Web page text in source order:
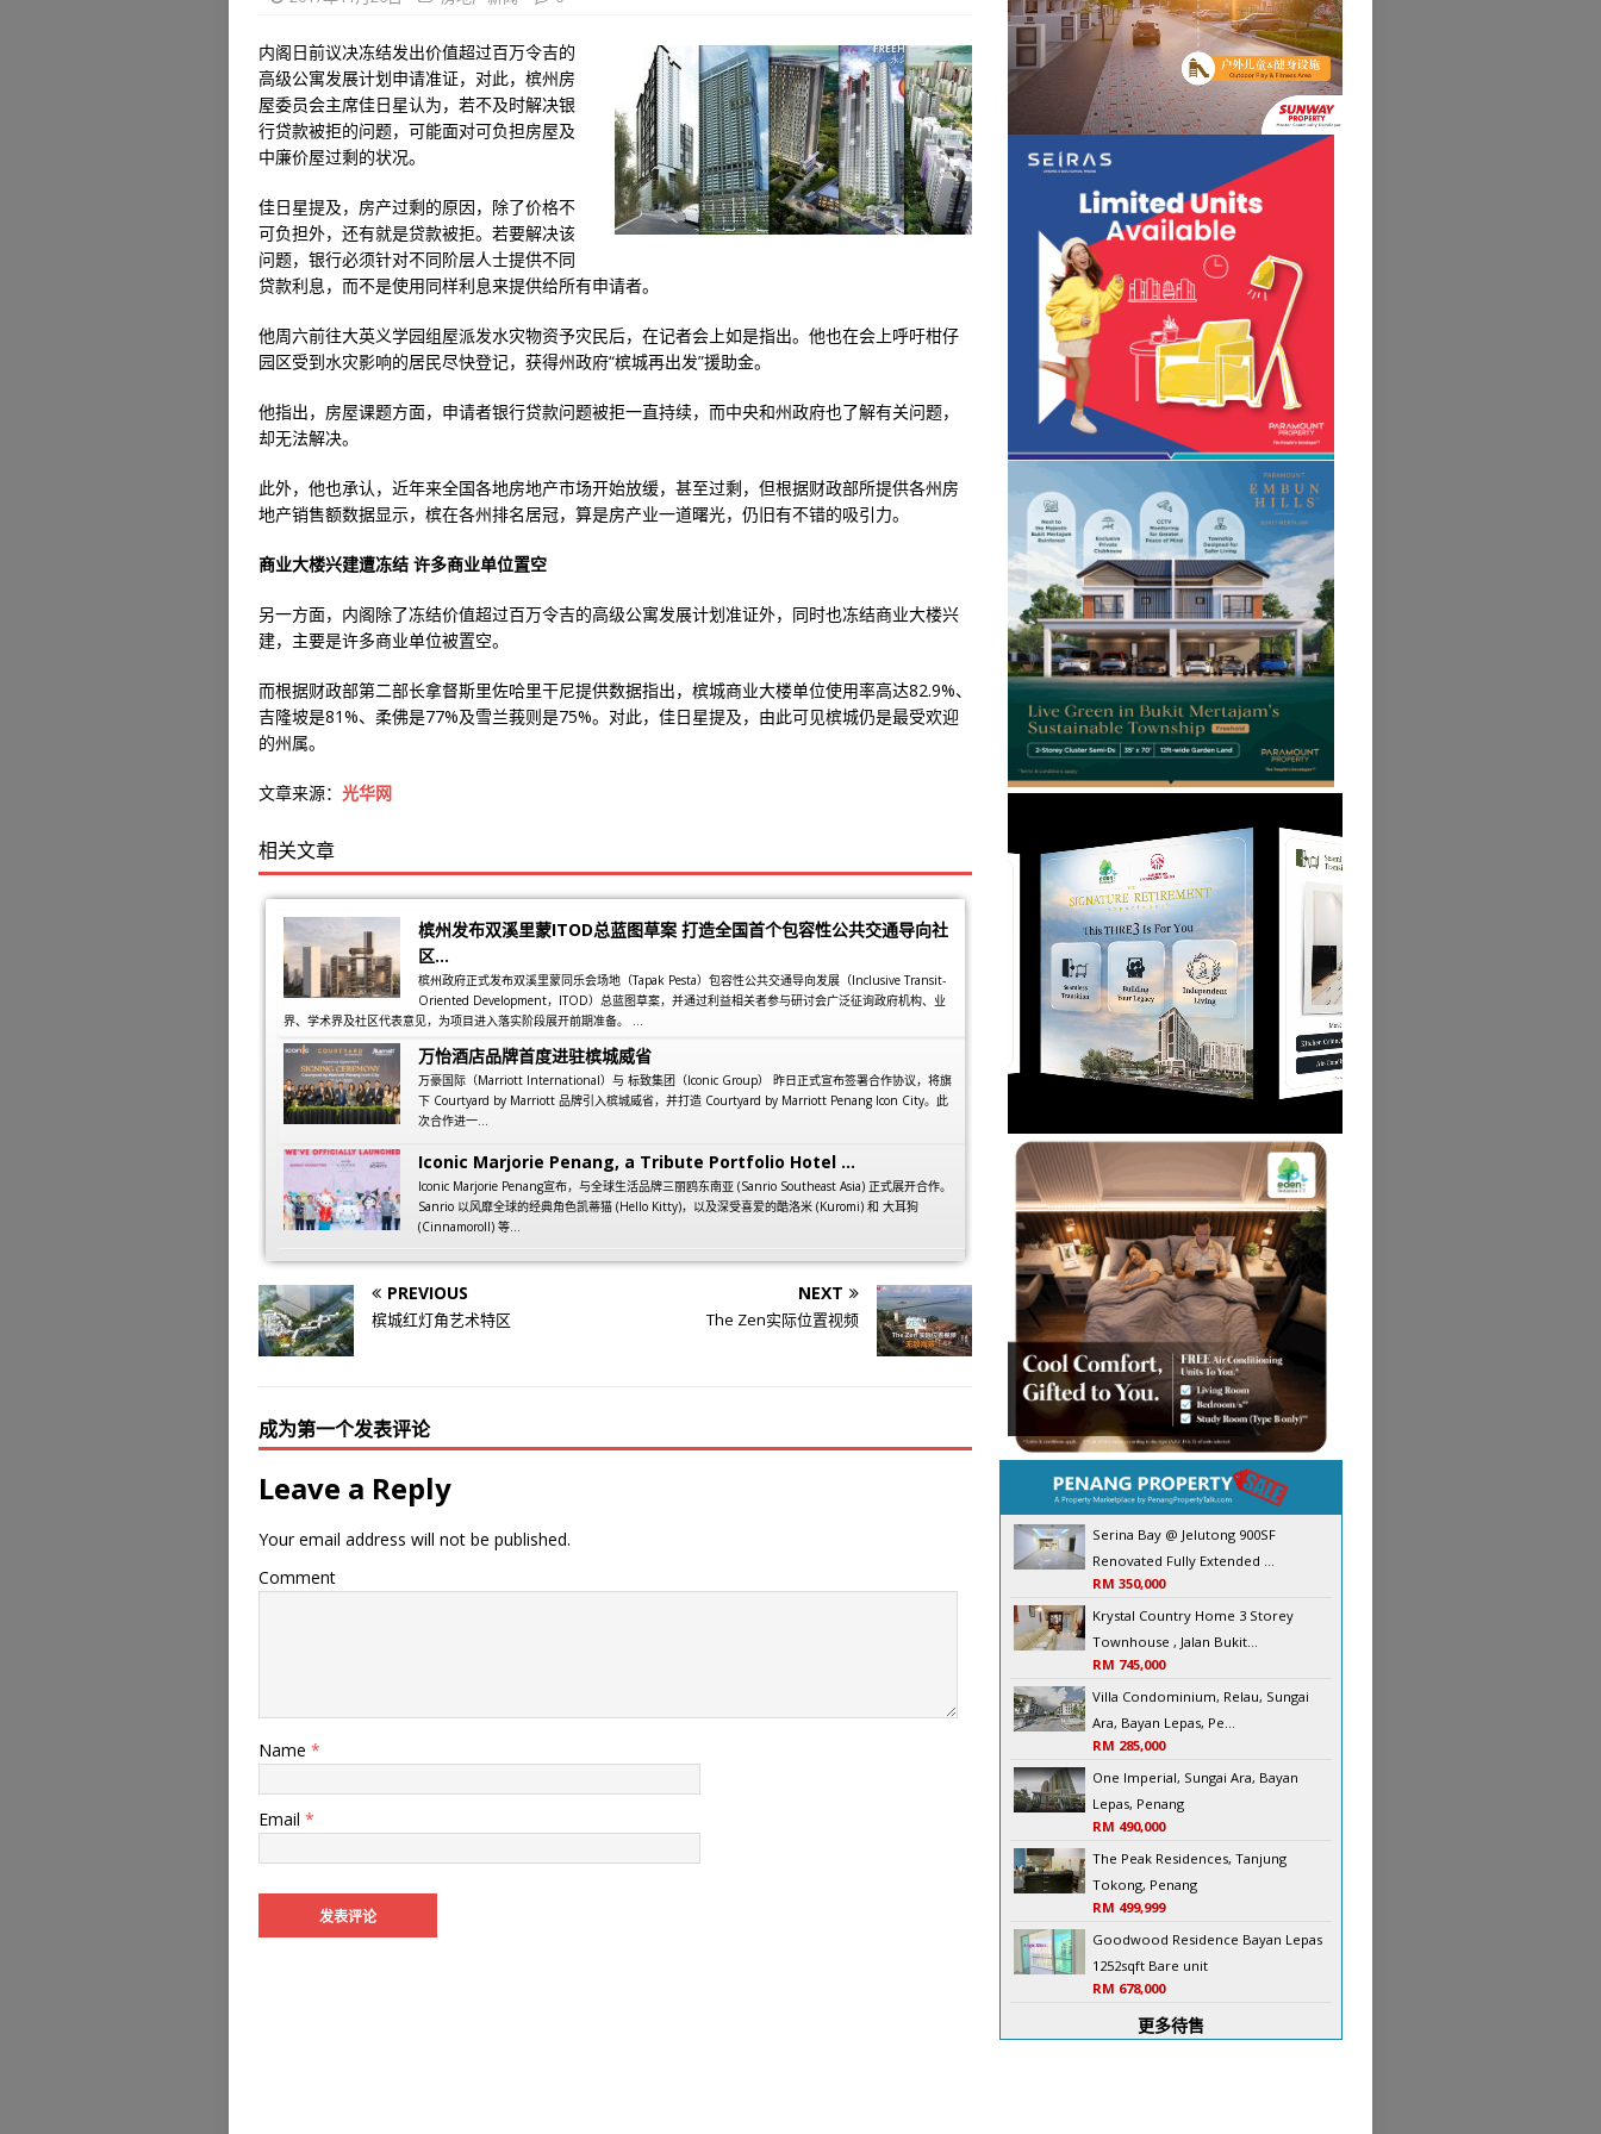
内阁日前议决冻结发出价值超过百万令吉的
高级公寓发展计划申请准证，对此，槟州房
屋委员会主席佳日星认为，若不及时解决银
行贷款被拒的问题，可能面对可负担房屋及
中廉价屋过剩的状况。
佳日星提及，房产过剩的原因，除了价格不
可负担外，还有就是贷款被拒。若要解决该
问题，银行必须针对不同阶层人士提供不同
贷款利息，而不是使用同样利息来提供给所有申请者。
他周六前往大英义学园组屋派发水灾物资予灾民后，在记者会上如是指出。他也在会上呼吁柑仔
园区受到水灾影响的居民尽快登记，获得州政府“槟城再出发”援助金。
他指出，房屋课题方面，申请者银行贷款问题被拒一直持续，而中央和州政府也了解有关问题，
却无法解决。
此外，他也承认，近年来全国各地房地产市场开始放缓，甚至过剩，但根据财政部所提供各州房
地产销售额数据显示，槟在各州排名居冠，算是房产业一道曙光，仍旧有不错的吸引力。
商业大楼兴建遭冻结 许多商业单位置空
另一方面，内阁除了冻结价值超过百万令吉的高级公寓发展计划准证外，同时也冻结商业大楼兴
建，主要是许多商业单位被置空。
而根据财政部第二部长拿督斯里佐哈里干尼提供数据指出，槟城商业大楼单位使用率高达82.9%、
吉隆坡是81%、柔佛是77%及雪兰莪则是75%。对此，佳日星提及，由此可见槟城仍是最受欢迎
的州属。
文章来源： 光华网
相关文章
槟州发布双溪里蒙ITOD总蓝图草案 打造全国首个包容性公共交通导向社
区...
槟州政府正式发布双溪里蒙同乐会场地（Tapak Pesta）包容性公共交通导向发展（Inclusive Transit-
Oriented Development，ITOD）总蓝图草案，并通过利益相关者参与研讨会广泛征询政府机构、业
界、学术界及社区代表意见，为项目进入落实阶段展开前期准备。 ...
万怡酒店品牌首度进驻槟城威省
万豪国际（Marriott International）与 标致集团（Iconic Group） 昨日正式宣布签署合作协议，将旗
下 Courtyard by Marriott 品牌引入槟城威省，并打造 Courtyard by Marriott Penang Icon City。此
次合作进一...
Iconic Marjorie Penang, a Tribute Portfolio Hotel ...
Iconic Marjorie Penang宣布，与全球生活品牌三丽鸥东南亚 (Sanrio Southeast Asia) 正式展开合作。
Sanrio 以风靡全球的经典角色凯蒂猫 (Hello Kitty)，以及深受喜爱的酷洛米 (Kuromi) 和 大耳狗
(Cinnamoroll) 等...
PREVIOUS
槟城红灯角艺术特区
NEXT
The Zen实际位置视频
成为第一个发表评论
Leave a Reply
Your email address will not be published.
Comment
Name *
Email *
Serina Bay @ Jelutong 900SF
Renovated Fully Extended ...
RM 350,000
Krystal Country Home 3 Storey
Townhouse , Jalan Bukit...
RM 745,000
Villa Condominium, Relau, Sungai
Ara, Bayan Lepas, Pe...
RM 285,000
One Imperial, Sungai Ara, Bayan
Lepas, Penang
RM 490,000
The Peak Residences, Tanjung
Tokong, Penang
RM 499,999
Goodwood Residence Bayan Lepas
1252sqft Bare unit
RM 678,000
更多待售